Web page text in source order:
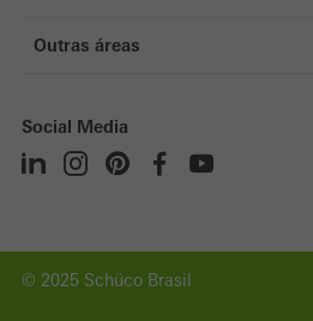
História
Politica de gestão
Outras áreas
Fabricantes
Social Media
© 2025 Schüco Brasil